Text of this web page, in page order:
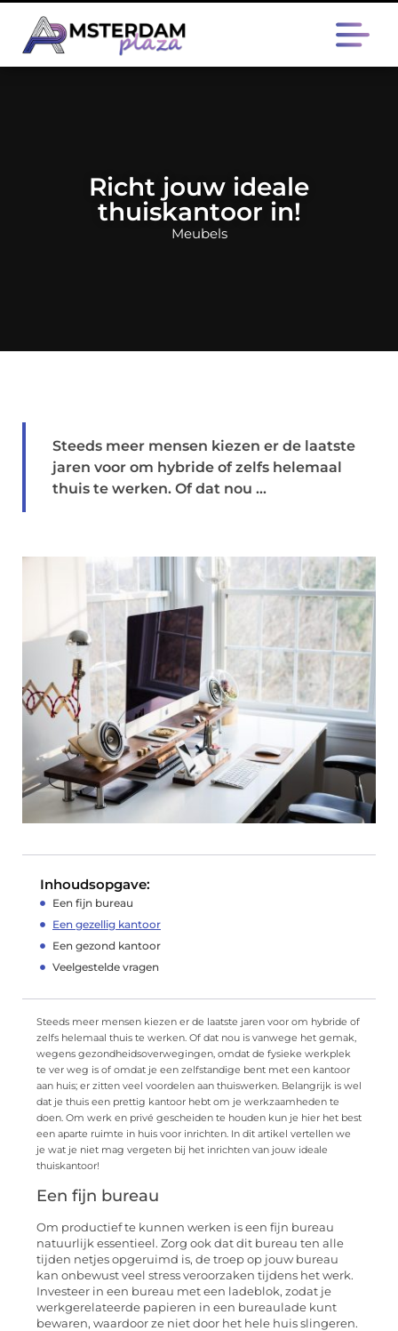
Richt jouw ideale
thuiskantoor in!
Meubels
Steeds meer mensen kiezen er de laatste
jaren voor om hybride of zelfs helemaal
thuis te werken. Of dat nou ...
Inhoudsopgave:
Een fijn bureau
Een gezellig kantoor
Een gezond kantoor
Veelgestelde vragen
Steeds meer mensen kiezen er de laatste jaren voor om hybride of
zelfs helemaal thuis te werken. Of dat nou is vanwege het gemak,
wegens gezondheidsoverwegingen, omdat de fysieke werkplek
te ver weg is of omdat je een zelfstandige bent met een kantoor
aan huis; er zitten veel voordelen aan thuiswerken. Belangrijk is wel
dat je thuis een prettig kantoor hebt om je werkzaamheden te
doen. Om werk en privé gescheiden te houden kun je hier het best
een aparte ruimte in huis voor inrichten. In dit artikel vertellen we
je wat je niet mag vergeten bij het inrichten van jouw ideale
thuiskantoor!
Een fijn bureau
Om productief te kunnen werken is een fijn bureau
natuurlijk essentieel. Zorg ook dat dit bureau ten alle
tijden netjes opgeruimd is, de troep op jouw bureau
kan onbewust veel stress veroorzaken tijdens het werk.
Investeer in een bureau met een ladeblok, zodat je
werkgerelateerde papieren in een bureaulade kunt
bewaren, waardoor ze niet door het hele huis slingeren.